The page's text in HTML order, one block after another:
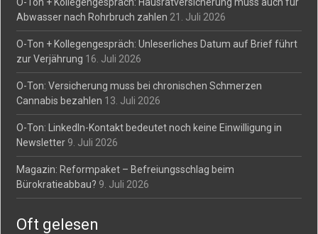
Abwasser nach Rohrbruch zahlen 21. Juli 2026
O-Ton + Kollegengespräch: Unleserliches Datum auf Brief führt
zur Verjährung 16. Juli 2026
O-Ton: Versicherung muss bei chronischen Schmerzen
Cannabis bezahlen 13. Juli 2026
O-Ton: LinkedIn-Kontakt bedeutet noch keine Einwilligung in
Newsletter 9. Juli 2026
Magazin: Reformpaket – Befreiungsschlag beim
Bürokratieabbau? 9. Juli 2026
Oft gelesen